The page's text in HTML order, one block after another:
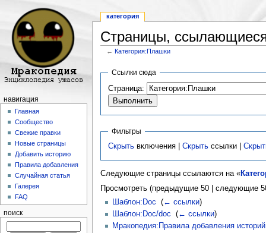
Страницы,
←Категория:Плашки
Ссылки сюда
Страница:
Фильтры
Скрыть включения |Скрыть ссылки |
Следующие страницы ссылаются на «
Просмотреть (предыдущие 50 | следующие
Шаблон:Doc
(← ссылки)
Шаблон:Doc/doc
(← ссылки)
Мракопедия:Правила добавления
категория
навигация
Главная
Сообщество
Свежие правки
Новые страницы
Добавить историю
Правила добавления
Случайная статья
Галерея
FAQ
поиск